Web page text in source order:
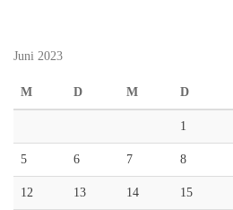
Juni 2023
M D M D
1
5 6 7 8
12 13 14 15